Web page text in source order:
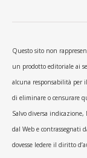
Questo sito non
un prodotto editoriale ai
alcuna responsabilità per
di eliminare o censurare
Salvo diversa
dal Web e contrassegnati
dovesse ledere il diritto